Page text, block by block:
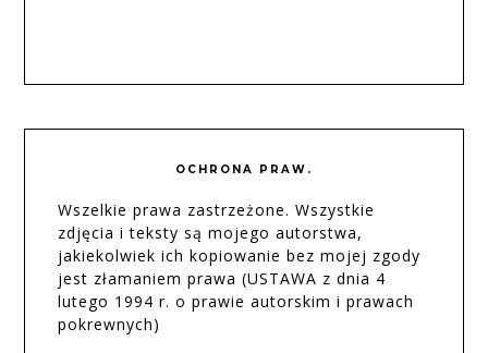
OCHRONA PRAW.
Wszelkie prawa zastrzeżone. Wszystkie
zdjęcia i teksty są mojego autorstwa,
jakiekolwiek ich kopiowanie bez mojej zgody
jest złamaniem prawa (USTAWA z dnia 4
lutego 1994 r. o prawie autorskim i prawach
pokrewnych)